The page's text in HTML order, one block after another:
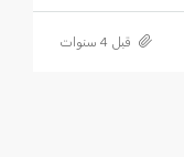
قبل 4 سنوات